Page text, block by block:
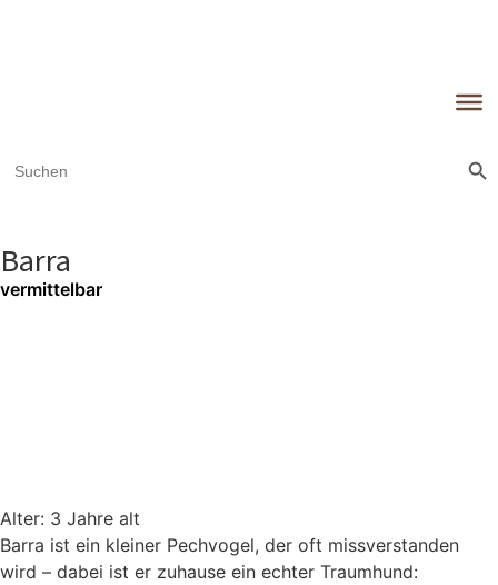
for:
Barra
vermittelbar
Alter: 3 Jahre alt
Barra ist ein kleiner Pechvogel, der oft missverstanden
wird – dabei ist er zuhause ein echter Traumhund: